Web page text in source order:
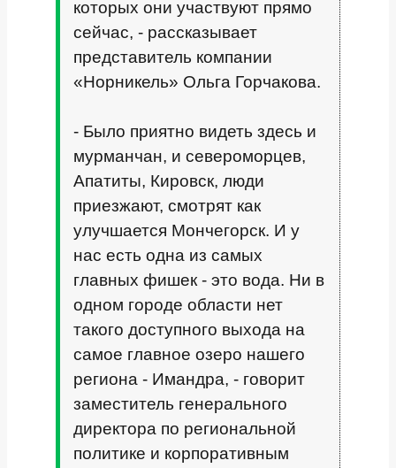
которых они участвуют прямо
сейчас, - рассказывает
представитель компании
«Норникель» Ольга Горчакова.
- Было приятно видеть здесь и
мурманчан, и североморцев,
Апатиты, Кировск, люди
приезжают, смотрят как
улучшается Мончегорск. И у
нас есть одна из самых
главных фишек - это вода. Ни в
одном городе области нет
такого доступного выхода на
самое главное озеро нашего
региона - Имандра, - говорит
заместитель генерального
директора по региональной
политике и корпоративным